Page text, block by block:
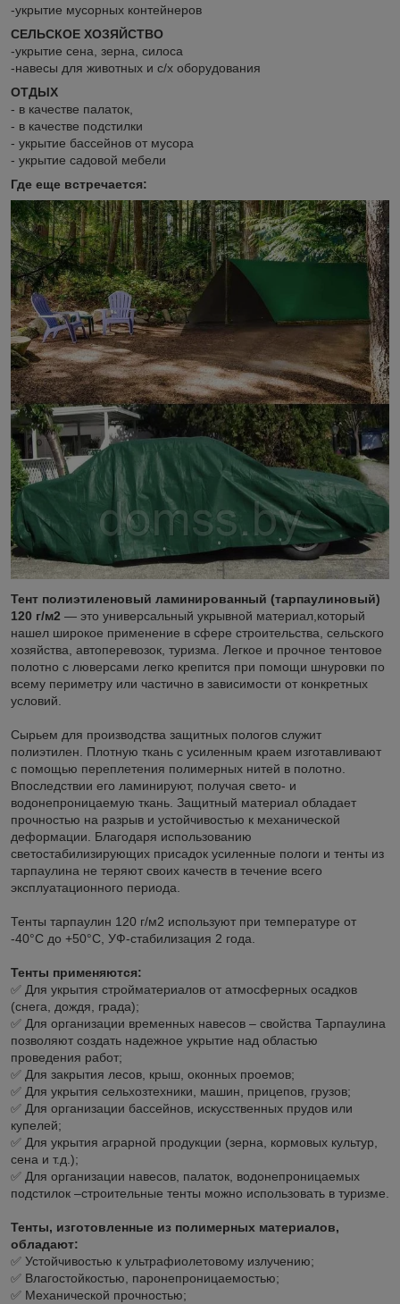
-укрытие мусорных контейнеров
СЕЛЬСКОЕ ХОЗЯЙСТВО
-укрытие сена, зерна, силоса
-навесы для животных и с/х оборудования
ОТДЫХ
- в качестве палаток,
- в качестве подстилки
- укрытие бассейнов от мусора
- укрытие садовой мебели
Где еще встречается:
Тент полиэтиленовый ламинированный (тарпаулиновый)
120 г/м2 — это универсальный укрывной материал,который
нашел широкое применение в сфере строительства, сельского
хозяйства, автоперевозок, туризма. Легкое и прочное тентовое
полотно с люверсами легко крепится при помощи шнуровки по
всему периметру или частично в зависимости от конкретных
условий.
Сырьем для производства защитных пологов служит
полиэтилен. Плотную ткань с усиленным краем изготавливают
с помощью переплетения полимерных нитей в полотно.
Впоследствии его ламинируют, получая свето- и
водонепроницаемую ткань. Защитный материал обладает
прочностью на разрыв и устойчивостью к механической
деформации. Благодаря использованию
светостабилизирующих присадок усиленные пологи и тенты из
тарпаулина не теряют своих качеств в течение всего
эксплуатационного периода.
Тенты тарпаулин 120 г/м2 используют при температуре от
-40°C до +50°C, УФ-стабилизация 2 года.
Тенты применяются:
✅ Для укрытия стройматериалов от атмосферных осадков
(снега, дождя, града);
✅ Для организации временных навесов – свойства Тарпаулина
позволяют создать надежное укрытие над областью
проведения работ;
✅ Для закрытия лесов, крыш, оконных проемов;
✅ Для укрытия сельхозтехники, машин, прицепов, грузов;
✅ Для организации бассейнов, искусственных прудов или
купелей;
✅ Для укрытия аграрной продукции (зерна, кормовых культур,
сена и т.д.);
✅ Для организации навесов, палаток, водонепроницаемых
подстилок –строительные тенты можно использовать в туризме.
Тенты, изготовленные из полимерных материалов,
обладают:
✅ Устойчивостью к ультрафиолетовому излучению;
✅ Влагостойкостью, паронепроницаемостью;
✅ Механической прочностью;